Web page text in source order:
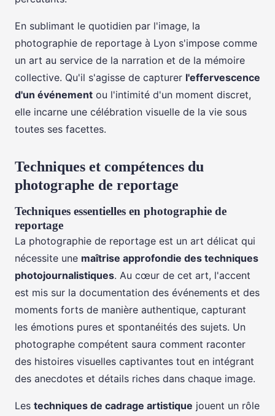
En sublimant le quotidien par l'image, la
photographie de reportage à Lyon s'impose comme
un art au service de la narration et de la mémoire
collective. Qu'il s'agisse de capturer l'effervescence
d'un événement ou l'intimité d'un moment discret,
elle incarne une célébration visuelle de la vie sous
toutes ses facettes.
Techniques et compétences du
photographe de reportage
Techniques essentielles en photographie de
reportage
La photographie de reportage est un art délicat qui
nécessite une maîtrise approfondie des techniques
photojournalistiques. Au cœur de cet art, l'accent
est mis sur la documentation des événements et des
moments forts de manière authentique, capturant
les émotions pures et spontanéités des sujets. Un
photographe compétent saura comment raconter
des histoires visuelles captivantes tout en intégrant
des anecdotes et détails riches dans chaque image.
Les techniques de cadrage artistique jouent un rôle